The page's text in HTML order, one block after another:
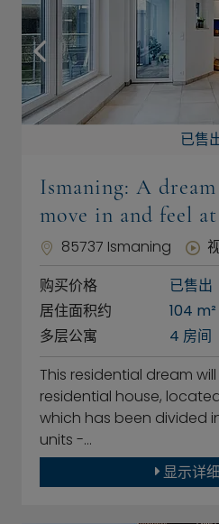
已售
Ismaning: A
move in and feel
85737 Ismaning
购买价格
已售出
居住面积约
104 m²
多层公寓
4 房间
This residential dream
residential house,
which has been divided
units -…
显示详